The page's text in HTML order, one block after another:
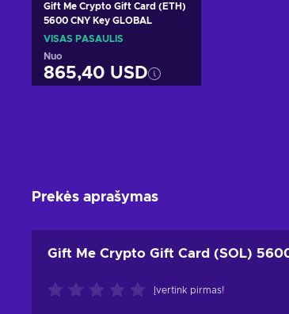
Gift Me Crypto Gift Card (ETH)
5600 CNY Key GLOBAL
VISAS PASAULIS
Nuo
865,40 USD
Prekės aprašymas
Gift Me Crypto Gift Card (SOL)
Įvertink pirmas!